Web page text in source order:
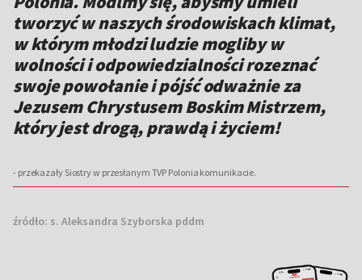
tworzyć w naszych środowiskach klimat,
w którym młodzi ludzie mogliby w
wolności i odpowiedzialności rozeznać
swoje powołanie i pójść odważnie za
Jezusem Chrystusem Boskim Mistrzem,
który jest drogą, prawdą i życiem!
- przekazały Siostry w przesłanym TVP Polonia komunikacie.
źródło: s. Aleksandra Szyborska pddm